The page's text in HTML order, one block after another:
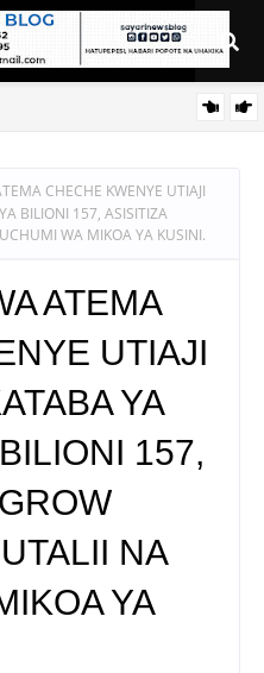
CHECHE KWENYE UTIAJI
BILIONI 157, ASISITIZA
WA MIKOA YA KUSINI.
ATEMA
UTIAJI
YA
157,
NA
YA